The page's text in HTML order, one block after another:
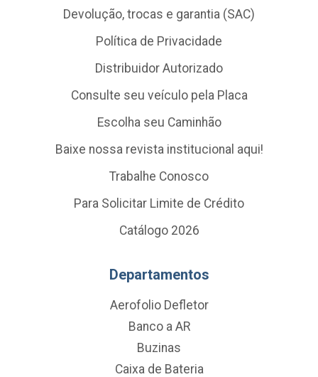
Devolução, trocas e garantia (SAC)
Política de Privacidade
Distribuidor Autorizado
Consulte seu veículo pela Placa
Escolha seu Caminhão
Baixe nossa revista institucional aqui!
Trabalhe Conosco
Para Solicitar Limite de Crédito
Catálogo 2026
Departamentos
Aerofolio Defletor
Banco a AR
Buzinas
Caixa de Bateria